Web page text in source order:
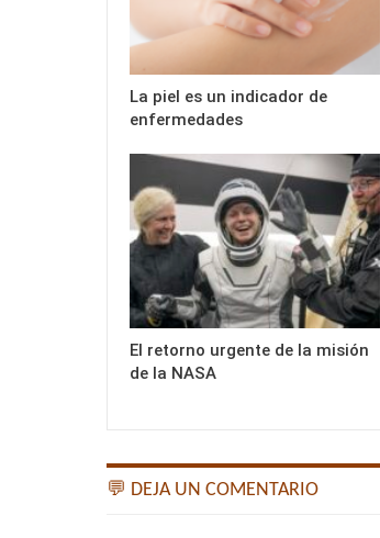
La piel es un indicador de
enfermedades
El retorno urgente de la misión
de la NASA
💬 DEJA UN COMENTARIO